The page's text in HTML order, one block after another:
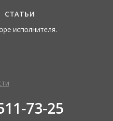
исполнителя.
СТАТЬИ
73-25